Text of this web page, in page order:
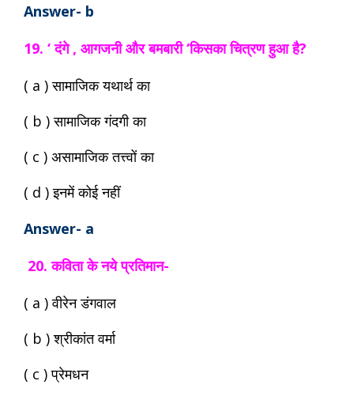
Answer- b
19. ‘ दंगे , आगजनी और बमबारी ‘किसका चित्रण हुआ है?
( a ) सामाजिक यथार्थ का
( b ) सामाजिक गंदगी का
( c ) असामाजिक तत्त्वों का
( d ) इनमें कोई नहीं
Answer- a
20. कविता के नये प्रतिमान-
( a ) वीरेन डंगवाल
( b ) श्रीकांत वर्मा
( c ) प्रेमधन